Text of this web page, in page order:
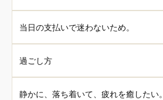
当日の支払いで迷わないため。
過ごし方
静かに、落ち着いて、疲れを癒したい。